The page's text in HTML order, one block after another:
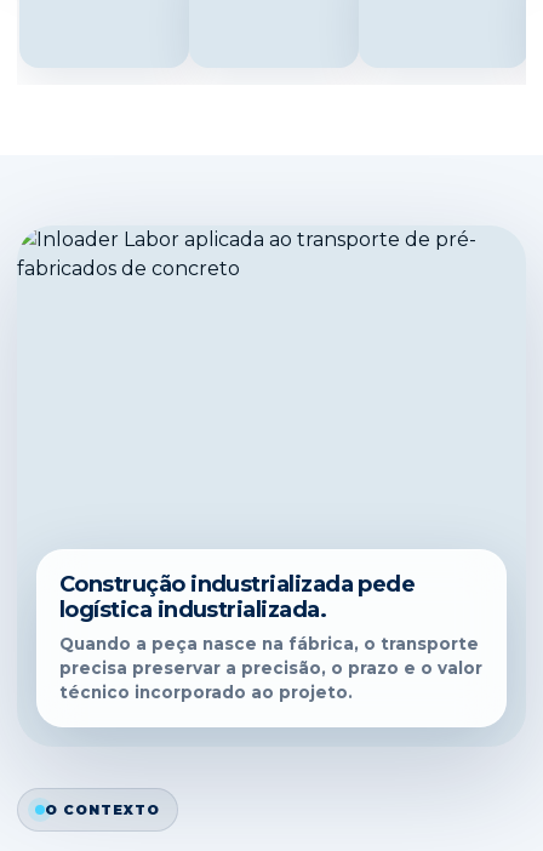
Construção industrializada pede
logística industrializada.
Quando a peça nasce na fábrica, o transporte
precisa preservar a precisão, o prazo e o valor
técnico incorporado ao projeto.
O CONTEXTO